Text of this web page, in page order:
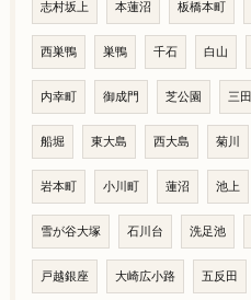
志村坂上 本蓮沼 板橋本町
西巣鴨 巣鴨 千石 白山
内幸町 御成門 芝公園 三田
船堀 東大島 西大島 菊川
岩本町 小川町 蓮沼 池上
雪が谷大塚 石川台 洗足池
戸越銀座 大崎広小路 五反田